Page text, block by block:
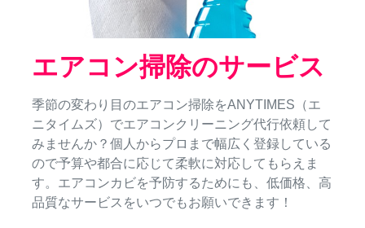
エアコン掃除のサービス
季節の変わり目のエアコン掃除をANYTIMES（エ
ニタイムズ）でエアコンクリーニング代行依頼して
みませんか？個人からプロまで幅広く登録している
ので予算や都合に応じて柔軟に対応してもらえま
す。エアコンカビを予防するためにも、低価格、高
品質なサービスをいつでもお願いできます！